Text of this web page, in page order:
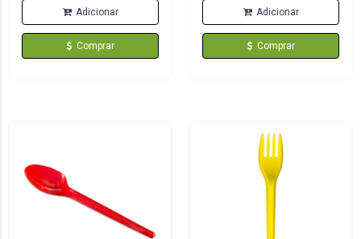
Adicionar
Comprar
Adicionar
Comprar